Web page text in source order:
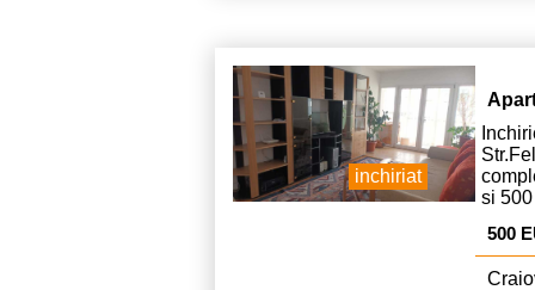
inchiriat
si
500